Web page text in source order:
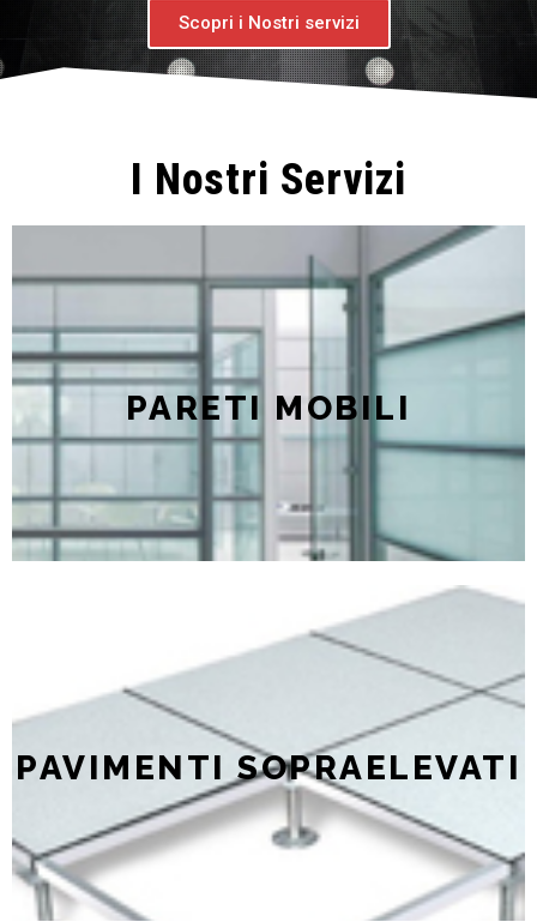
Scopri i Nostri servizi
I Nostri Servizi
PARETI MOBILI
Pareti in vetro, in truciolare e attrezzate
Scopri di più
PAVIMENTI SOPRAELEVATI
Pavimenti sopraelevati per interno e per esterno
Scopri di più